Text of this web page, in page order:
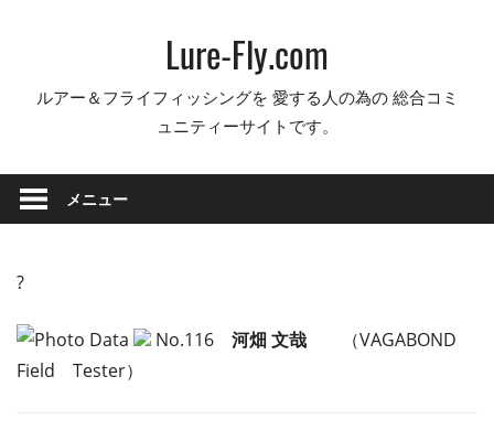
Lure-Fly.com
ルアー＆フライフィッシングを 愛する人の為の 総合コミ
ュニティーサイトです。
メニュー
?
No.116 河畑 文哉 （VAGABOND
Field Tester）